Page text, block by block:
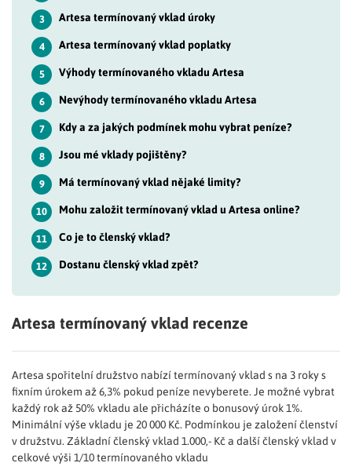
3 Artesa termínovaný vklad úroky
4 Artesa termínovaný vklad poplatky
5 Výhody termínovaného vkladu Artesa
6 Nevýhody termínovaného vkladu Artesa
7 Kdy a za jakých podmínek mohu vybrat peníze?
8 Jsou mé vklady pojištěny?
9 Má termínovaný vklad nějaké limity?
10 Mohu založit termínovaný vklad u Artesa online?
11 Co je to členský vklad?
12 Dostanu členský vklad zpět?
Artesa termínovaný vklad recenze
Artesa spořitelní družstvo nabízí termínovaný vklad s na 3 roky s
fixním úrokem až 6,3% pokud peníze nevyberete. Je možné vybrat
každý rok až 50% vkladu ale přicházíte o bonusový úrok 1%.
Minimální výše vkladu je 20 000 Kč. Podmínkou je založení členství
v družstvu. Základní členský vklad 1.000,- Kč a další členský vklad v
celkové výši 1/10 termínovaného vkladu